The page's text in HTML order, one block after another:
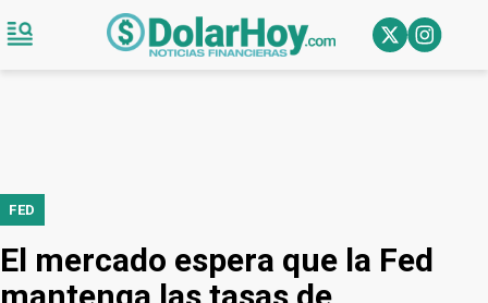
FED
El mercado espera que la Fed